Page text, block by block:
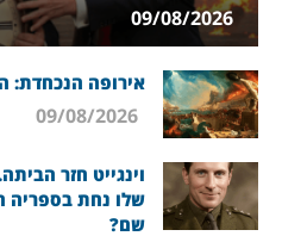
אירופה הנכחדת:
וינגייט חזר
שלו נחת בספריה
שם?